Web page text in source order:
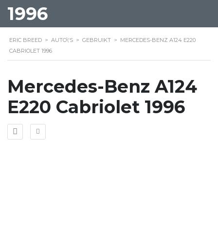
1996
ERIC BREED > AUTO\'S > GEBRUIKT > MERCEDES-BENZ A124 E220
CABRIOLET 1996
Mercedes-Benz A124
E220 Cabriolet 1996